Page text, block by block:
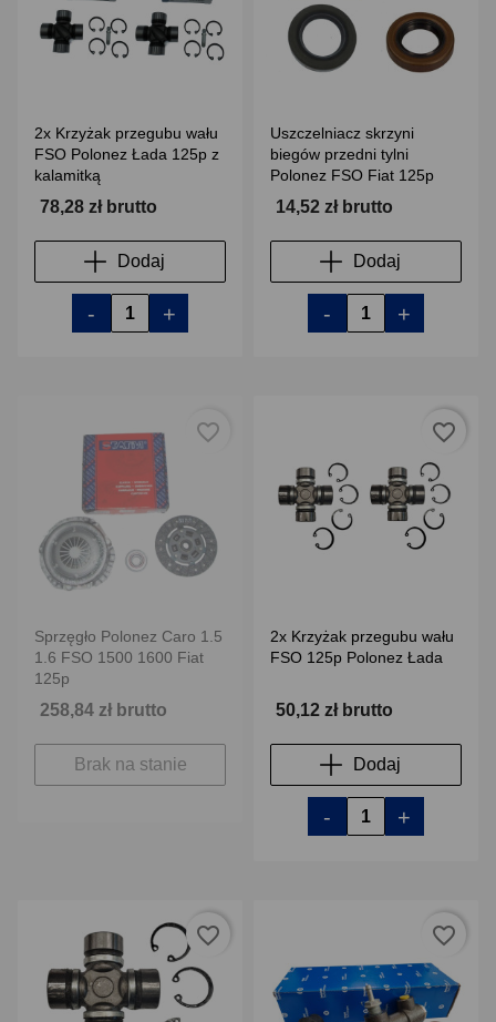
2x Krzyżak przegubu wału
FSO Polonez Łada 125p z
kalamitką
78,28 zł brutto
Dodaj
- +
Uszczelniacz skrzyni
biegów przedni tylni
Polonez FSO Fiat 125p
14,52 zł brutto
Dodaj
- +
Sprzęgło Polonez Caro 1.5
1.6 FSO 1500 1600 Fiat
125p
258,84 zł brutto
Brak na stanie
favorite_border
2x Krzyżak przegubu wału
FSO 125p Polonez Łada
50,12 zł brutto
Dodaj
- +
favorite_border
favorite_border favorite_border